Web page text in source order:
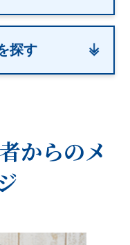
探す
からのメ